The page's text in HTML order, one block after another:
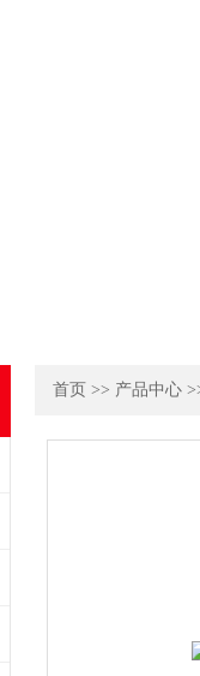
首页 >> 产品中心